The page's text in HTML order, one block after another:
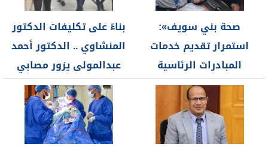
صحة بني سويف»:
استمرار تقديم خدمات
المبادرات الرئاسية
المجانية عبر 121 وحدة...
بناءً على تكليفات الدكتور
المنشاوي .. الدكتور أحمد
عبدالمولى يزور مصابي
حادث...